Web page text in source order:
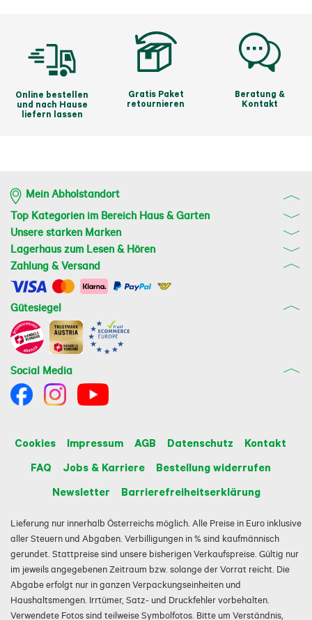
Online bestellen
und nach Hause
liefern lassen
Gratis Paket
retournieren
Beratung &
Kontakt
Mein Abholstandort
Top Kategorien im Bereich Haus & Garten
Unsere starken Marken
Lagerhaus zum Lesen & Hören
Zahlung & Versand
Gütesiegel
Social Media
Cookies Impressum AGB Datenschutz
Kontakt
FAQ
Jobs & Karriere
Bestellung widerrufen
Newsletter
Barrierefreiheitserklärung
Lieferung nur innerhalb Österreichs möglich. Alle Preise in Euro inklusive
aller Steuern und Abgaben. Verbilligungen in % sind kaufmännisch
gerundet. Stattpreise sind unsere bisherigen Verkaufspreise. Gültig nur
im jeweils angegebenen Zeitraum bzw. solange der Vorrat reicht. Die
Abgabe erfolgt nur in ganzen Verpackungseinheiten und
Haushaltsmengen. Irrtümer, Satz- und Druckfehler vorbehalten.
Verwendete Fotos sind teilweise Symbolfotos. Bitte um Verständnis,